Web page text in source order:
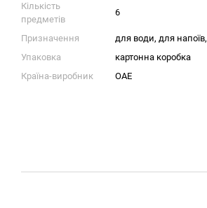
Кількість
предметів
6
Призначення для води, для напоїв,
Упаковка
картонна коробка
Країна-виробник
ОАЕ